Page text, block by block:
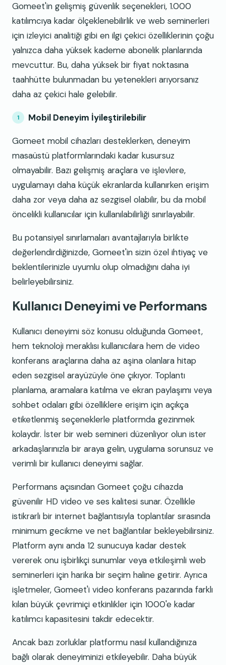
Gomeet'in gelişmiş güvenlik seçenekleri, 1.000
katılımcıya kadar ölçeklenebilirlik ve web seminerleri
için izleyici analitiği gibi en ilgi çekici özelliklerinin çoğu
yalnızca daha yüksek kademe abonelik planlarında
mevcuttur. Bu, daha yüksek bir fiyat noktasına
taahhütte bulunmadan bu yetenekleri arıyorsanız
daha az çekici hale gelebilir.
Mobil Deneyim İyileştirilebilir
Gomeet mobil cihazları desteklerken, deneyim
masaüstü platformlarındaki kadar kusursuz
olmayabilir. Bazı gelişmiş araçlara ve işlevlere,
uygulamayı daha küçük ekranlarda kullanırken erişim
daha zor veya daha az sezgisel olabilir, bu da mobil
öncelikli kullanıcılar için kullanılabilirliği sınırlayabilir.
Bu potansiyel sınırlamaları avantajlarıyla birlikte
değerlendirdiğinizde, Gomeet'in sizin özel ihtiyaç ve
beklentilerinizle uyumlu olup olmadığını daha iyi
belirleyebilirsiniz.
Kullanıcı Deneyimi ve Performans
Kullanıcı deneyimi söz konusu olduğunda Gomeet,
hem teknoloji meraklısı kullanıcılara hem de video
konferans araçlarına daha az aşina olanlara hitap
eden sezgisel arayüzüyle öne çıkıyor. Toplantı
planlama, aramalara katılma ve ekran paylaşımı veya
sohbet odaları gibi özelliklere erişim için açıkça
etiketlenmiş seçeneklerle platformda gezinmek
kolaydır. İster bir web semineri düzenliyor olun ister
arkadaşlarınızla bir araya gelin, uygulama sorunsuz ve
verimli bir kullanıcı deneyimi sağlar.
Performans açısından Gomeet çoğu cihazda
güvenilir HD video ve ses kalitesi sunar. Özellikle
istikrarlı bir internet bağlantısıyla toplantılar sırasında
minimum gecikme ve net bağlantılar bekleyebilirsiniz.
Platform aynı anda 12 sunucuya kadar destek
vererek onu işbirlikçi sunumlar veya etkileşimli web
seminerleri için harika bir seçim haline getirir. Ayrıca
işletmeler, Gomeet'i video konferans pazarında farklı
kılan büyük çevrimiçi etkinlikler için 1000'e kadar
katılımcı kapasitesini takdir edecektir.
Ancak bazı zorluklar platformu nasıl kullandığınıza
bağlı olarak deneyiminizi etkileyebilir. Daha büyük